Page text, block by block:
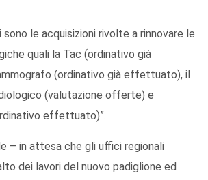
le acquisizioni rivolte a rinnovare le
quali la Tac (ordinativo già
(ordinativo già effettuato), il
(valutazione offerte) e
effettuato)”.
– in attesa che gli uffici regionali
dei lavori del nuovo padiglione ed